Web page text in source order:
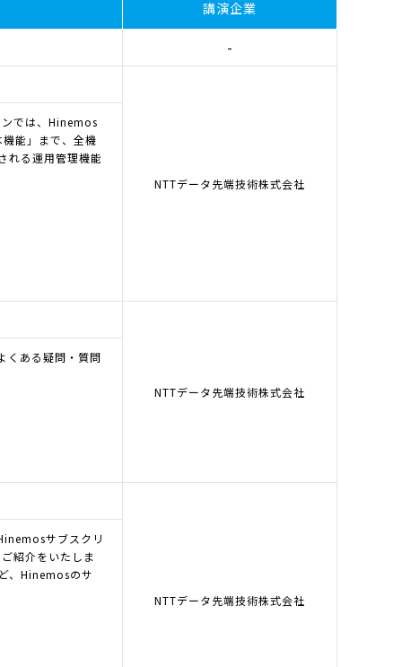
講演企業
-
NTTデータ先端技術株式会社
では、Hinemos
能」まで、全機
れる運用管理機能
NTTデータ先端技術株式会社
くある疑問・質問
NTTデータ先端技術株式会社
サブスクリ
紹介をいたしま
、Hinemosのサ